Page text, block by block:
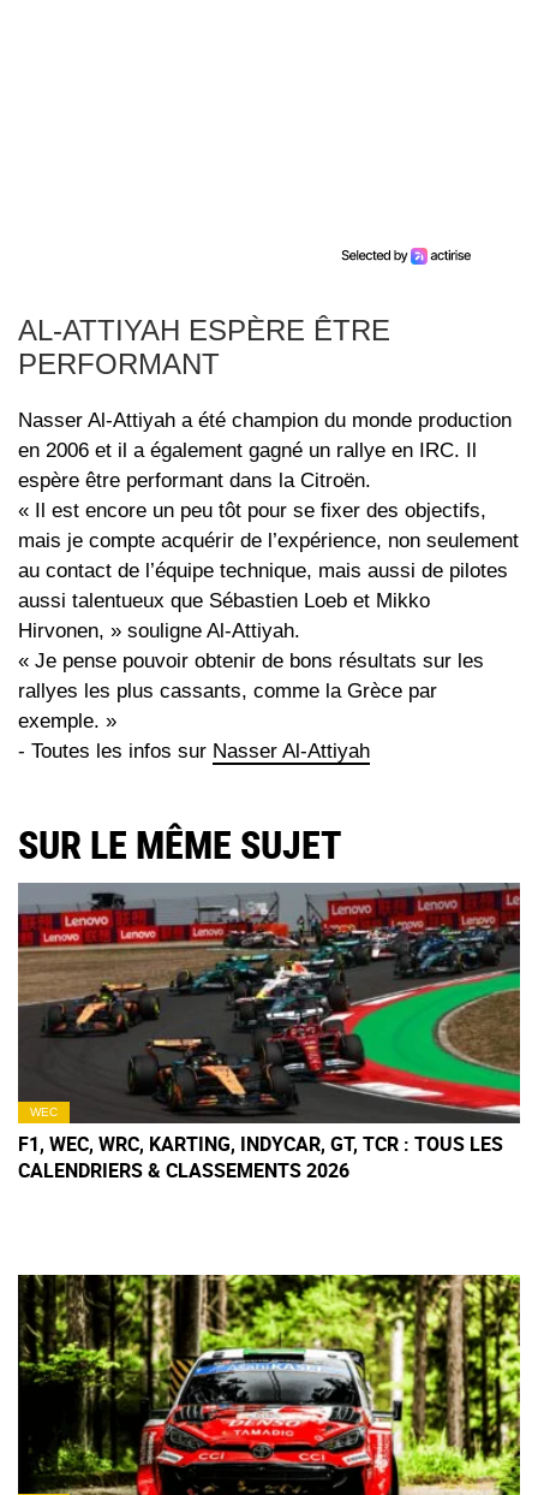
AL-ATTIYAH ESPÈRE ÊTRE
PERFORMANT
Nasser Al-Attiyah a été champion du monde production
en 2006 et il a également gagné un rallye en IRC. Il
espère être performant dans la Citroën.
« Il est encore un peu tôt pour se fixer des objectifs,
mais je compte acquérir de l’expérience, non seulement
au contact de l’équipe technique, mais aussi de pilotes
aussi talentueux que Sébastien Loeb et Mikko
Hirvonen, » souligne Al-Attiyah.
« Je pense pouvoir obtenir de bons résultats sur les
rallyes les plus cassants, comme la Grèce par
exemple. »
- Toutes les infos sur Nasser Al-Attiyah
SUR LE MÊME SUJET
WEC
F1, WEC, WRC, KARTING, INDYCAR, GT, TCR : TOUS LES
CALENDRIERS & CLASSEMENTS 2026